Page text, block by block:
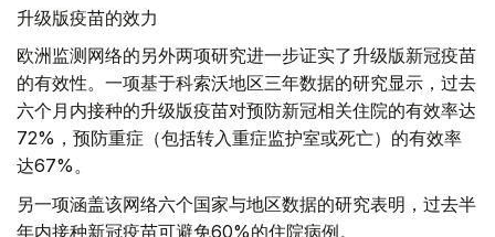
升级版疫苗的效力
欧洲监测网络的另外两项研究进一步证实了升级版新冠疫苗
的有效性。一项基于科索沃地区三年数据的研究显示，过去
六个月内接种的升级版疫苗对预防新冠相关住院的有效率达
72%，预防重症（包括转入重症监护室或死亡）的有效率
达67%。
另一项涵盖该网络六个国家与地区数据的研究表明，过去半
年内接种新冠疫苗可避免60%的住院病例。